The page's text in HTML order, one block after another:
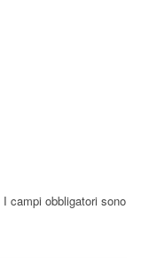
I campi obbligatori sono